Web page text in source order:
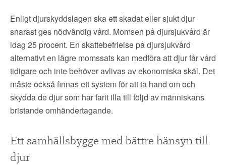
Enligt djurskyddslagen ska ett skadat eller sjukt djur
snarast ges nödvändig vård. Momsen på djursjukvård är
idag 25 procent. En skattebefrielse på djursjukvård
alternativt en lägre momssats kan medföra att djur får vård
tidigare och inte behöver avlivas av ekonomiska skäl. Det
måste också finnas ett system för att ta hand om och
skydda de djur som har farit illa till följd av människans
bristande omhändertagande.
Ett samhällsbygge med bättre hänsyn till
djur